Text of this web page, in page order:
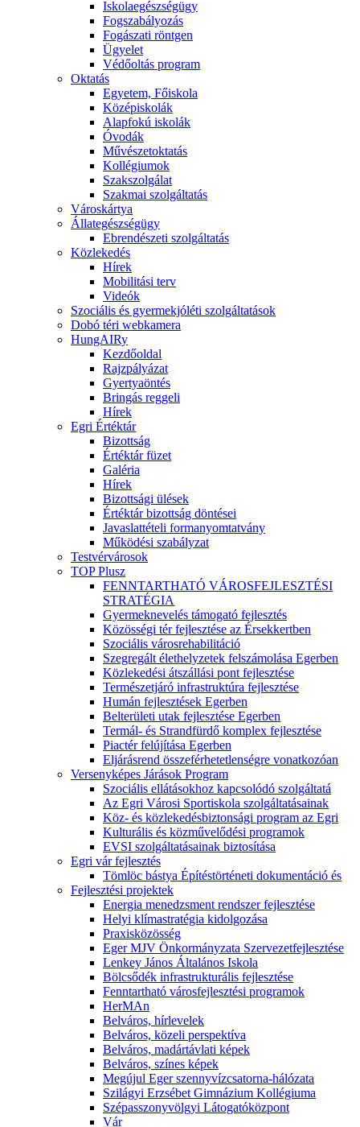
Iskolaegészségügy
Fogszabályozás
Fogászati röntgen
Ügyelet
Védőoltás program
Oktatás
Egyetem, Főiskola
Középiskolák
Alapfokú iskolák
Óvodák
Művészetoktatás
Kollégiumok
Szakszolgálat
Szakmai szolgáltatás
Városkártya
Állategészségügy
Ebrendészeti szolgáltatás
Közlekedés
Hírek
Mobilitási terv
Videók
Szociális és gyermekjóléti szolgáltatások
Dobó téri webkamera
HungAIRy
Kezdőoldal
Rajzpályázat
Gyertyaöntés
Bringás reggeli
Hírek
Egri Értéktár
Bizottság
Értéktár füzet
Galéria
Hírek
Bizottsági ülések
Értéktár bizottság döntései
Javaslattételi formanyomtatvány
Működési szabályzat
Testvérvárosok
TOP Plusz
FENNTARTHATÓ VÁROSFEJLESZTÉSI
STRATÉGIA
Gyermeknevelés támogató fejlesztés
Közösségi tér fejlesztése az Érsekkertben
Szociális városrehabilitáció
Szegregált élethelyzetek felszámolása Egerben
Közlekedési átszállási pont fejlesztése
Természetjáró infrastruktúra fejlesztése
Humán fejlesztések Egerben
Belterületi utak fejlesztése Egerben
Termál- és Strandfürdő komplex fejlesztése
Piactér felújítása Egerben
Eljárásrend összeférhetetlenségre vonatkozóan
Versenyképes Járások Program
Szociális ellátásokhoz kapcsolódó szolgáltatá
Az Egri Városi Sportiskola szolgáltatásainak
Köz- és közlekedésbiztonsági program az Egri
Kulturális és közművelődési programok
EVSI szolgáltatásainak biztosítása
Egri vár fejlesztés
Tömlöc bástya Építéstörténeti dokumentáció és
Fejlesztési projektek
Energia menedzsment rendszer fejlesztése
Helyi klímastratégia kidolgozása
Praxisközösség
Eger MJV Önkormányzata Szervezetfejlesztése
Lenkey János Általános Iskola
Bölcsődék infrastrukturális fejlesztése
Fenntartható városfejlesztési programok
HerMAn
Belváros, hírlevelek
Belváros, közeli perspektíva
Belváros, madártávlati képek
Belváros, színes képek
Megújul Eger szennyvízcsatorna-hálózata
Szilágyi Erzsébet Gimnázium Kollégiuma
Szépasszonyvölgyi Látogatóközpont
Vár